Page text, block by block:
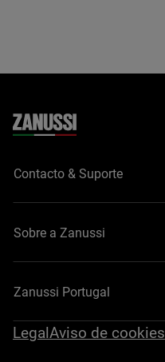
Contacto & Suporte
Sobre a Zanussi
Zanussi Portugal
LegalAviso de cookies